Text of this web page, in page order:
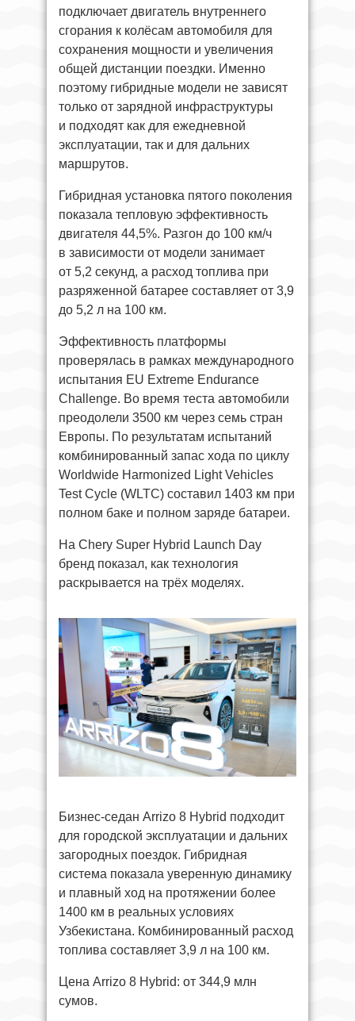
подключает двигатель внутреннего
сгорания к колёсам автомобиля для
сохранения мощности и увеличения
общей дистанции поездки. Именно
поэтому гибридные модели не зависят
только от зарядной инфраструктуры
и подходят как для ежедневной
эксплуатации, так и для дальних
маршрутов.
Гибридная установка пятого поколения
показала тепловую эффективность
двигателя 44,5%. Разгон до 100 км/ч
в зависимости от модели занимает
от 5,2 секунд, а расход топлива при
разряженной батарее составляет от 3,9
до 5,2 л на 100 км.
Эффективность платформы
проверялась в рамках международного
испытания EU Extreme Endurance
Challenge. Во время теста автомобили
преодолели 3500 км через семь стран
Европы. По результатам испытаний
комбинированный запас хода по циклу
Worldwide Harmonized Light Vehicles
Test Cycle (WLTC) составил 1403 км при
полном баке и полном заряде батареи.
На Chery Super Hybrid Launch Day
бренд показал, как технология
раскрывается на трёх моделях.
Бизнес-седан Arrizo 8 Hybrid подходит
для городской эксплуатации и дальних
загородных поездок. Гибридная
система показала уверенную динамику
и плавный ход на протяжении более
1400 км в реальных условиях
Узбекистана. Комбинированный расход
топлива составляет 3,9 л на 100 км.
Цена Arrizo 8 Hybrid: от 344,9 млн
сумов.